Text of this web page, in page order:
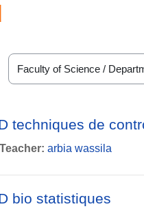
Course categories
techniques de
Teacher: arbia wassila
bio statistiques